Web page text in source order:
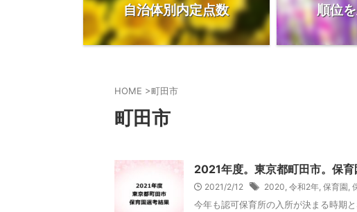
自治体別内定点数 順位
HOME >町田市
町田市
2021年度。東京都町田市。保育
2021/2/12 2020, 令和2年, 保育園,
今年も認可保育所の入所が決まる時期